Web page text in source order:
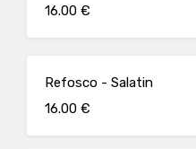
16.00 €
Refosco - Salatin
16.00 €